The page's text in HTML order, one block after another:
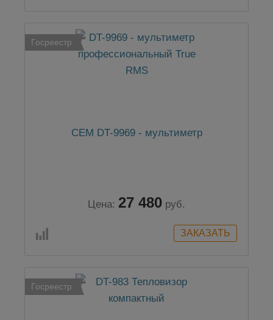
Госреестр
CEM DT-9969 - мультиметр
Цена: 27 480 руб.
Госреестр